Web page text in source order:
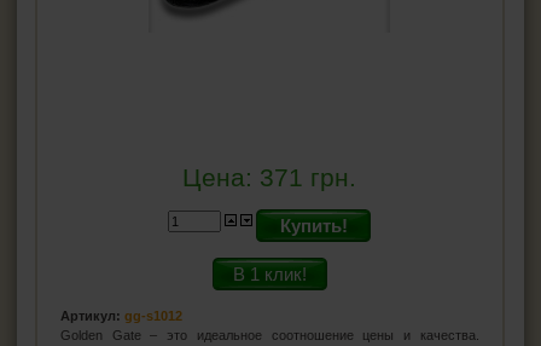
Цена: 371 грн.
Купить!
В 1 клик!
Артикул: gg-s1012
Golden Gate – это идеальное соотношение цены и качества.